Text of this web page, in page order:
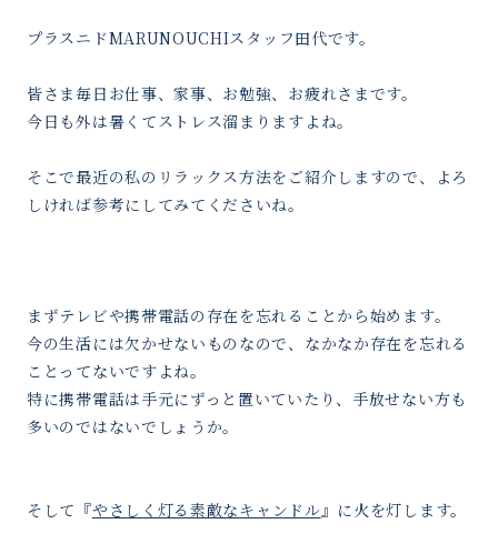
プラスニドMARUNOUCHIスタッフ田代です。
皆さま毎日お仕事、家事、お勉強、お疲れさまです。
今日も外は暑くてストレス溜まりますよね。
そこで最近の私のリラックス方法をご紹介しますので、よろ
しければ参考にしてみてくださいね。
まずテレビや携帯電話の存在を忘れることから始めます。
今の生活には欠かせないものなので、なかなか存在を忘れる
ことってないですよね。
特に携帯電話は手元にずっと置いていたり、手放せない方も
多いのではないでしょうか。
そして『やさしく灯る素敵なキャンドル』に火を灯します。